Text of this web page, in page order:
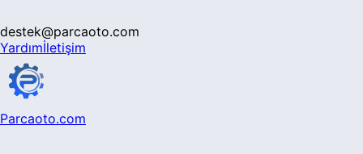
destek@parcaoto.com
Yardımİletişim
Parcaoto.com